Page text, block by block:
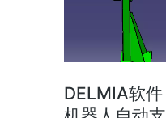
DELMIA软件